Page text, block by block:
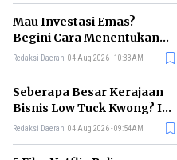
Mau Investasi Emas?
Begini Cara Menentukan
Waktu Terbaik untuk
Redaksi Daerah 04 Aug 2026 - 10:33AM
Seberapa Besar Kerajaan
Bisnis Low Tuck Kwong? Ini
Pohon Usaha Pemilik BYAN
Redaksi Daerah 04 Aug 2026 - 09:54AM